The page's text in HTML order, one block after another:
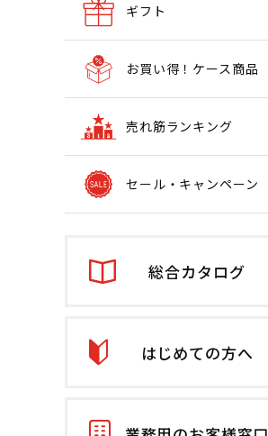
ギフト
お買い得！ケース商品
売れ筋ランキング
セール・キャンペーン
総合カタログ
はじめての方へ